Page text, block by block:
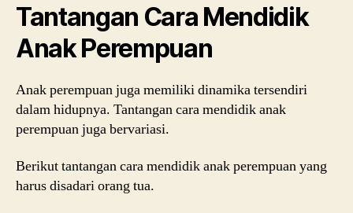
Tantangan Cara Mendidik
Anak Perempuan
Anak perempuan juga memiliki dinamika tersendiri
dalam hidupnya. Tantangan cara mendidik anak
perempuan juga bervariasi.
Berikut tantangan cara mendidik anak perempuan yang
harus disadari orang tua.